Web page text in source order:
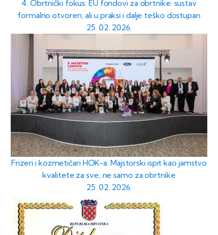
4. Obrtnički fokus: EU fondovi za obrtnike: sustav
formalno otvoren, ali u praksi i dalje teško dostupan
25. 02. 2026.
Frizeri i kozmetičari HOK-a: Majstorski ispit kao jamstvo
kvalitete za sve, ne samo za obrtnike
25. 02. 2026.